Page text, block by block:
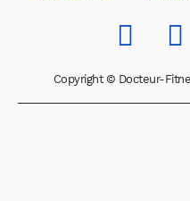
Copyright © Docteur-